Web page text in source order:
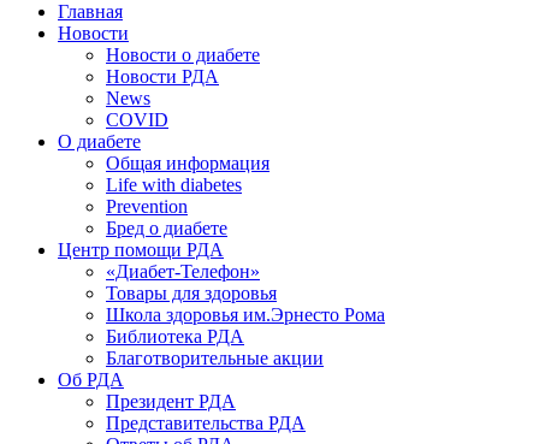
Главная
Новости
Новости о диабете
Новости РДА
News
COVID
О диабете
Общая информация
Life with diabetes
Prevention
Бред о диабете
Центр помощи РДА
«Диабет-Телефон»
Товары для здоровья
Школа здоровья им.Эрнесто Рома
Библиотека РДА
Благотворительные акции
Об РДА
Президент РДА
Представительства РДА